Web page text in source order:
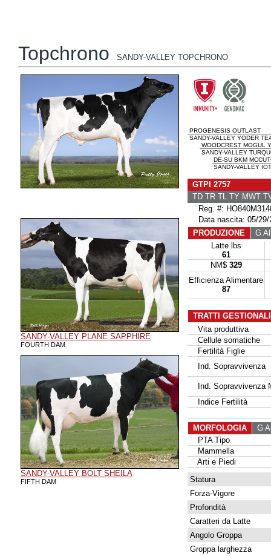
Topchrono SANDY-VALLEY TOPCHRONO
SANDY-VALLEY PLANE SAPPHIRE
FOURTH DAM
SANDY-VALLEY BOLT SHEILA
FIFTH DAM
PROGENESIS OUTLAST
SANDY-VALLEY YODER
WOODCREST MOGUL
SANDY-VALLEY
DE-SU BKM
SANDY-VALLEY
GTPI 2757
TD TR TL TY MWT
Reg. #:
Data nascita: 05/29/
PRODUZIONE
G
Latte lbs
61
NM$ 329
Efficienza Alimentare
87
TRATTI
Vita produttiva
Cellule somatiche
Fertilità Figlie
Ind. Sopravvivenza
Ind. Sopravvivenza
Indice Fertilità
MORFOLOGIA
G
PTA Tipo
Mammella
Arti e Piedi
Statura
Forza-Vigore
Profondità
Caratteri da Latte
Angolo Groppa
Groppa larghezza